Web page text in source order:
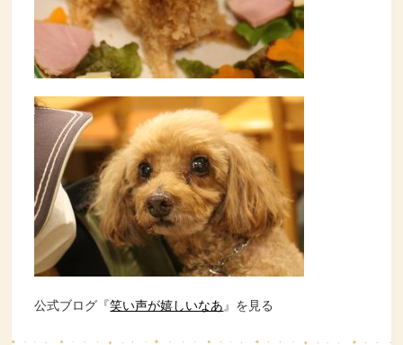
公式ブログ『笑い声が嬉しいなあ 』を見る